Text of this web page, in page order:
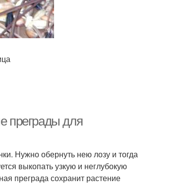
преграды для
Нужно обернуть нею лозу и тогда
выкопать узкую и неглубокую
преграда сохранит растение